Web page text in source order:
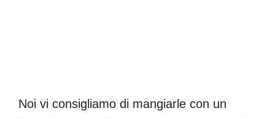
Noi vi consigliamo di mangiarle con un